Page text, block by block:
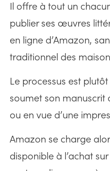
Il offre à tout un
publier ses œuvres
en ligne d’Amazon,
traditionnel des
Le processus est plutôt
soumet son
ou en vue d’une
Amazon se charge
disponible à l’achat